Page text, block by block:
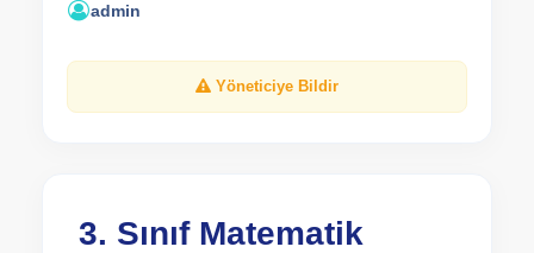
admin
Yöneticiye Bildir
3. Sınıf Matematik